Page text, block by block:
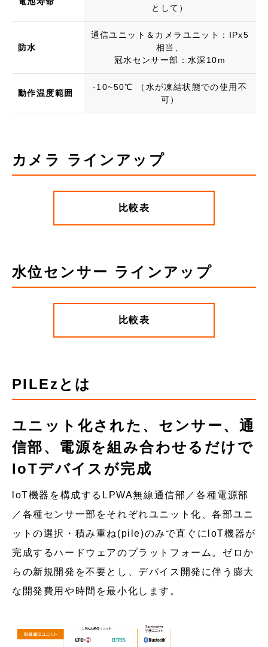
として）
防水
通信ユニット＆カメラユニット：IPx5
相当、
冠水センサー部：水深10m
動作温度範囲
-10~50℃ （水が凍結状態での使用不
可）
カメラ ラインアップ
比較表
水位センサー ラインアップ
比較表
PILEzとは
ユニット化された、センサー、通
信部、電源を組み合わせるだけで
IoTデバイスが完成
loT機器を構成するLPWA無線通信部／各種電源部
／各種センサ一部をそれぞれユニット化、各部ユニ
ットの選択・積み重ね(pile)のみで直ぐにloT機器が
完成するハードウェアのプラットフォーム。ゼロか
らの新規開発を不要とし、デバイス開発に伴う膨大
な開発費用や時間を最小化します。